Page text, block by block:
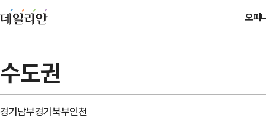
오피
수도권
경기남부경기북부인천